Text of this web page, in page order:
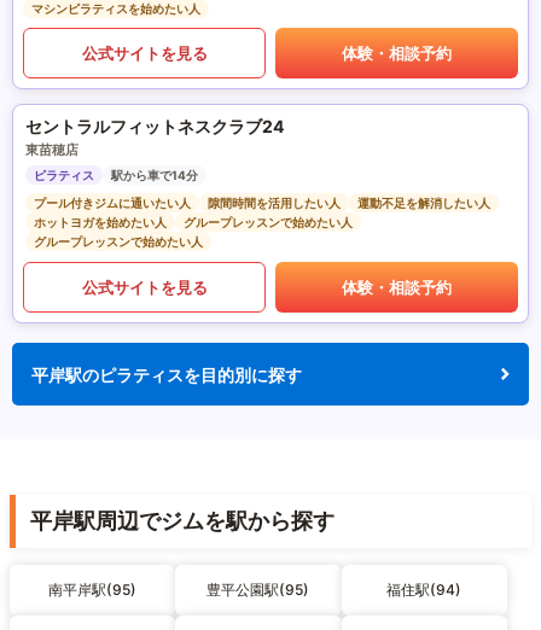
マシンピラティスを始めたい人
公式サイトを見る 体験・相談予約
セントラルフィットネスクラブ24
東苗穂店
ピラティス
駅から車で14分
プール付きジムに通いたい人
隙間時間を活用したい人
運動不足を解消したい人
ホットヨガを始めたい人
グループレッスンで始めたい人
グループレッスンで始めたい人
公式サイトを見る 体験・相談予約
平岸駅のピラティスを目的別に探す
平岸駅周辺でジムを駅から探す
南平岸駅(95) 豊平公園駅(95) 福住駅(94)